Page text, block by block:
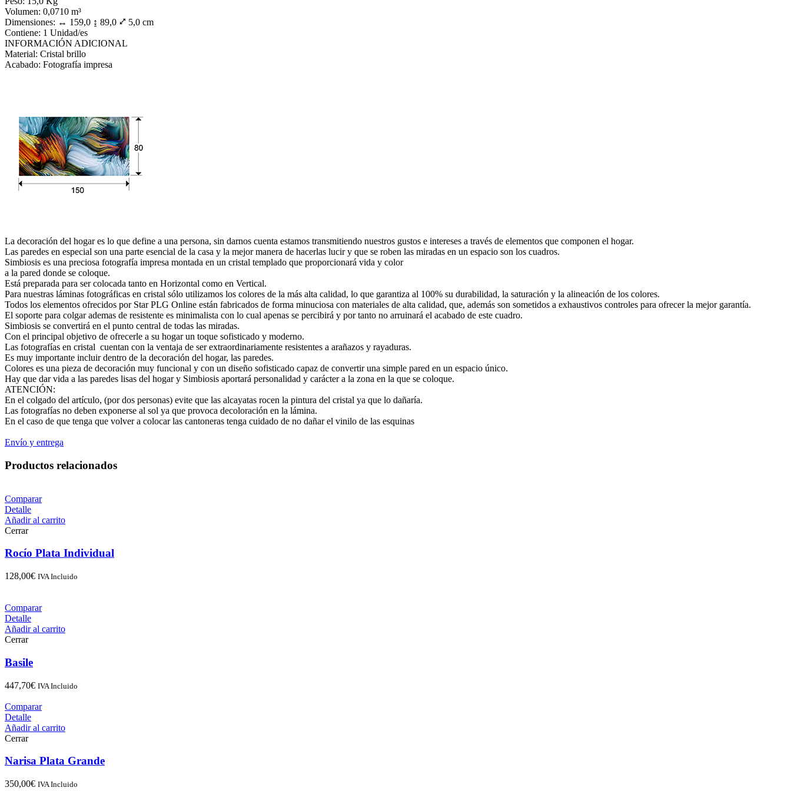
Volumen: 0,0710 m³
Dimensiones: ↔ 159,0 ↨ 89,0
5,0 cm
Contiene: 1 Unidad/es
INFORMACIÓN ADICIONAL
Material: Cristal brillo
Acabado: Fotografía impresa
La decoración del hogar es lo que define a una persona, sin darnos cuenta estamos transmitiendo nuestros gustos e intereses a través de elementos que componen el hogar.
Las paredes en especial son una parte esencial de la casa y la mejor manera de hacerlas lucir y que se roben las miradas en un espacio son los cuadros.
Simbiosis es una preciosa fotografía impresa montada en un cristal templado que proporcionará vida y color
a la pared donde se coloque.
Está preparada para ser colocada tanto en Horizontal como en Vertical.
Para nuestras láminas fotográficas en cristal sólo utilizamos los colores de la más alta calidad, lo que garantiza al 100% su durabilidad, la saturación y la alineación de los colores.
Todos los elementos ofrecidos por Star PLG Online están fabricados de forma minuciosa con materiales de alta calidad, que, además son sometidos a exhaustivos controles para ofrecer la mejor garantía.
El soporte para colgar ademas de resistente es minimalista con lo cual apenas se percibirá y por tanto no arruinará el acabado de este cuadro.
Simbiosis se convertirá en el punto central de todas las miradas.
Con el principal objetivo de ofrecerle a su hogar un toque sofisticado y moderno.
Las fotografías en cristal cuentan con la ventaja de ser extraordinariamente resistentes a arañazos y rayaduras.
Es muy importante incluir dentro de la decoración del hogar, las paredes.
Colores es una pieza de decoración muy funcional y con un diseño sofisticado capaz de convertir una simple pared en un espacio único.
Hay que dar vida a las paredes lisas del hogar y Simbiosis aportará personalidad y carácter a la zona en la que se coloque.
ATENCIÓN:
En el colgado del artículo, (por dos personas) evite que las alcayatas rocen la pintura del cristal ya que lo dañaría.
Las fotografías no deben exponerse al sol ya que provoca decoloración en la lámina.
En el caso de que tenga que volver a colocar las cantoneras tenga cuidado de no dañar el vinilo de las esquinas
Envío y entrega
Productos relacionados
Comparar
Detalle
Añadir al carrito
Cerrar
Rocío Plata Individual
128,00€ IVA Incluido
Comparar
Detalle
Añadir al carrito
Cerrar
Basile
447,70€ IVA Incluido
Comparar
Detalle
Añadir al carrito
Cerrar
Narisa Plata Grande
350,00€ IVA Incluido